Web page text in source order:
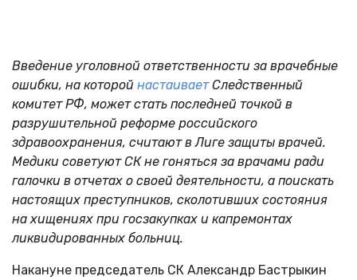
Введение уголовной ответственности за врачебные
ошибки, на которой настаиваетСледственный
комитет РФ, может стать последней точкой в
разрушительной реформе российского
здравоохранения, считают в Лиге защиты врачей.
Медики советуют СК не гоняться за врачами ради
галочки в отчетах о своей деятельности, а поискать
настоящих преступников, сколотивших состояния
на хищениях при госзакупках и капремонтах
ликвидированных больниц.
Накануне председатель СК Александр Бастрыкин